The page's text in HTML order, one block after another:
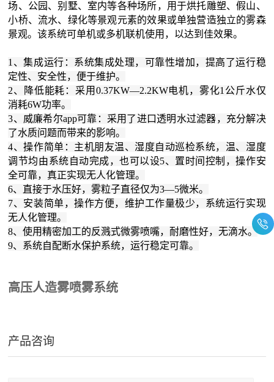
场、公园、别墅、室内等各种场所，用于烘托雕塑、假山、
小桥、流水、绿化等景观元素的效果或单独营造独立的雾森
景观。该系统可单机或多机联机使用，以达到佳效果。
1、集成运行：系统集成处理，可靠性增加，提高了运行稳
定性、安全性，便于维护。
2、降低能耗：采用0.37KW—2.2KW电机，雾化1公斤水仅
消耗6W功率。
3、威廉希尔app可靠：采用了进口透明水过滤器，充分解决
了水质问题而带来的影响。
4、操作简单：主机朋友温、湿度自动巡检系统，温、湿度
调节均由系统自动完成，也可以设5、置时间控制，操作安
全可靠，真正实现无人化管理。
6、直接于水压好，雾粒子直径仅为3—5微米。
7、安装简单，操作方便，维护工作量极少，系统运行实现
无人化管理。
8、使用精密加工的反溅式微雾喷嘴，耐磨性好，无滴水。
9、系统自配断水保护系统，运行稳定可靠。
高压人造雾喷雾系统
产品咨询